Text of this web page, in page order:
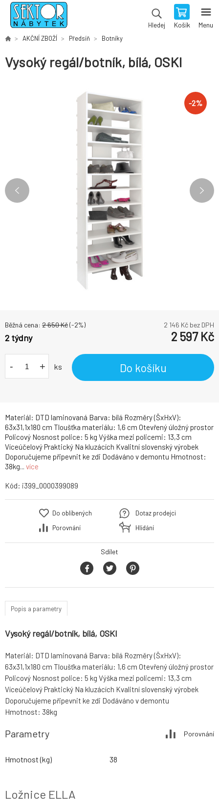
Hledej Košík Menu
AKČNÍ ZBOŽÍ Předsíň Botníky
Vysoký regál/botník, bílá, OSKI
-2%
Materiál: DTD laminovaná Barva: bílá Rozměry (ŠxHxV):
63x31,1x180 cm Tloušťka materiálu: 1,6 cm Otevřený úložný prostor
Policový Nosnost police: 5 kg Výška mezi policemi: 13,3 cm
Víceúčelový Praktický Na kluzácích Kvalitní slovenský výrobek
Doporučujeme připevnit ke zdi Dodáváno v demontu Hmotnost:
38kg... více
Běžná cena: 2 650Kč(-2%) 2 146 Kč bez DPH
2 týdny 2 597Kč
- + ks Do košíku
Kód: i399_0000399089
Do oblíbených
Porovnání
Dotaz prodejci
Hlídání
Sdílet
Popis a parametry
Vysoký regál/botník, bílá, OSKI
Materiál: DTD laminovaná Barva: bílá Rozměry (ŠxHxV):
63x31,1x180 cm Tloušťka materiálu: 1,6 cm Otevřený úložný prostor
Policový Nosnost police: 5 kg Výška mezi policemi: 13,3 cm
Víceúčelový Praktický Na kluzácích Kvalitní slovenský výrobek
Doporučujeme připevnit ke zdi Dodáváno v demontu
Hmotnost: 38kg
Parametry Porovnání
Hmotnost (kg) 38
Ložnice ELLA